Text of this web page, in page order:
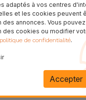
pas du double
c'est un
la qualité d'image
La caméra
les meilleurs
du châssis de
adaptés à vos centres
et les cookies peuvent
des annonces. Vous
des cookies ou modifier
politique de confidentialité.
Accepter